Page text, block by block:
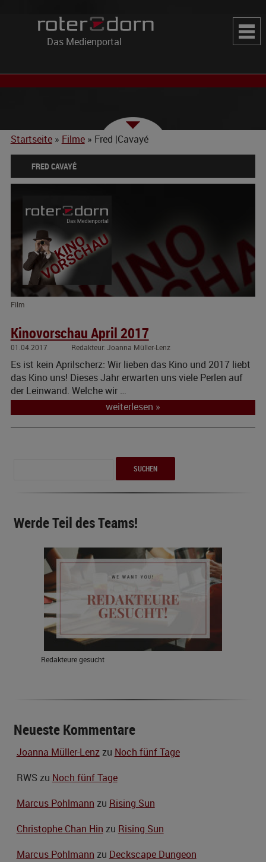
Das Medienportal
Startseite» Filme» Fred |Cavayé
FRED CAVAYÉ
Film
Kinovorschau April 2017
01.04.2017 Joanna Müller-Lenz
Es ist kein Aprilscherz: Wir lieben das Kino und 2017 liebt
das Kino uns! Dieses Jahr erwarten uns viele Perlen auf
der Leinwand. Welche wir …
weiterlesen »
Werde Teil des Teams!
Redakteure gesucht
Neueste Kommentare
Joanna Müller-Lenzzu Noch fünf Tage
RWS zu Noch fünf Tage
Marcus Pohlmann zu Rising Sun
Christophe Chan Hin zu Rising Sun
Marcus Pohlmann zu Deckscape Dungeon